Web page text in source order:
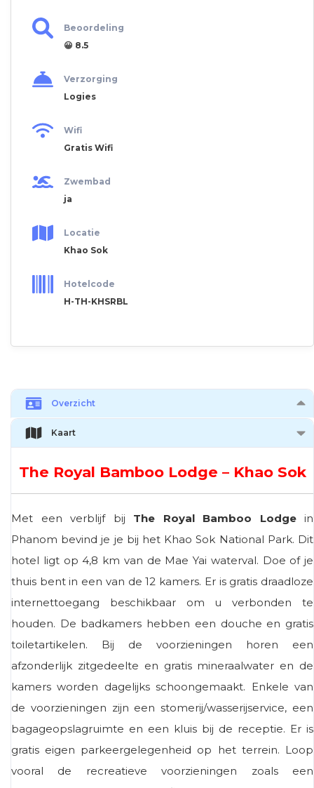
Beoordeling
😀 8.5
Verzorging
Logies
Wifi
Gratis Wifi
Zwembad
ja
Locatie
Khao Sok
Hotelcode
H-TH-KHSRBL
Overzicht
Kaart
The Royal Bamboo Lodge – Khao Sok
Met een verblijf bij The Royal Bamboo Lodgein
Phanom bevind je je bij het Khao Sok National Park. Dit
hotel ligt op 4,8 km van de Mae Yai waterval. Doe of je
thuis bent in een van de 12 kamers. Er is gratis draadloze
internettoegang beschikbaar om u verbonden te
houden. De badkamers hebben een douche en gratis
toiletartikelen. Bij de voorzieningen horen een
afzonderlijk zitgedeelte en gratis mineraalwater en de
kamers worden dagelijks schoongemaakt. Enkele van
de voorzieningen zijn een stomerij/wasserijservice, een
bagageopslagruimte en een kluis bij de receptie. Er is
gratis eigen parkeergelegenheid op het terrein. Loop
vooral de recreatieve voorzieningen zoals een